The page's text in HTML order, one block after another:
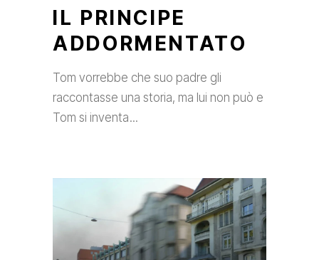
IL PRINCIPE
ADDORMENTATO
Tom vorrebbe che suo padre gli
raccontasse una storia, ma lui non può e
Tom si inventa